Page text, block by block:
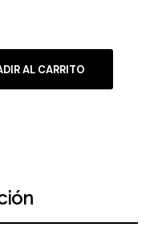
AL CARRITO